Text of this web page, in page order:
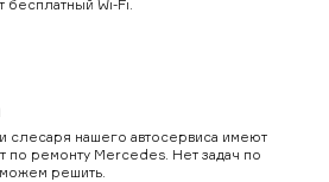
бесплатный Wi-Fi.
слесаря нашего автосервиса имеют
по ремонту Mercedes. Нет задач по
решить.